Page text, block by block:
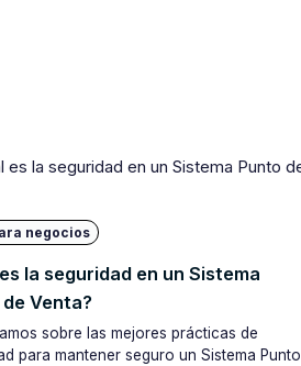
negocios
la seguridad en un Sistema
Venta?
sobre las mejores prácticas de
para mantener seguro un Sistema Punto